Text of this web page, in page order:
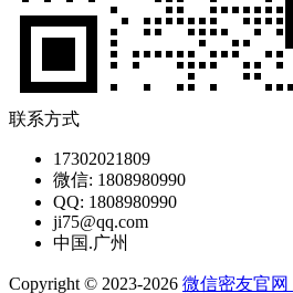
联系方式
17302021809
微信: 1808980990
QQ: 1808980990
ji75@qq.com
中国.广州
Copyright © 2023-2026 微信密友官网